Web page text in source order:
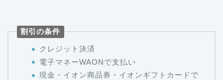
割引の条件
クレジット決済
電子マネーWAONで支払い
現金・イオン商品券・イオンギフトカードで